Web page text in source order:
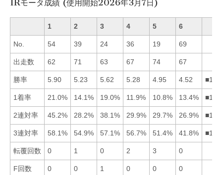
1Rモータ成績 (使用開始2026年3月7日)
1 2 3 4 5 6
No. 54 39 24 36 19 69
出走数 62 71 63 67 74 67
勝率 5.90 5.23 5.62 5.28 4.95 4.52
1着率 21.0% 14.1% 19.0% 11.9% 10.8% 13.4%
2連対率 45.2% 28.2% 38.1% 29.9% 29.7% 26.9%
3連対率 58.1% 54.9% 57.1% 56.7% 51.4% 41.8%
転覆回数 0 1 0 2 3 0
F回数 0 0 1 0 0 0